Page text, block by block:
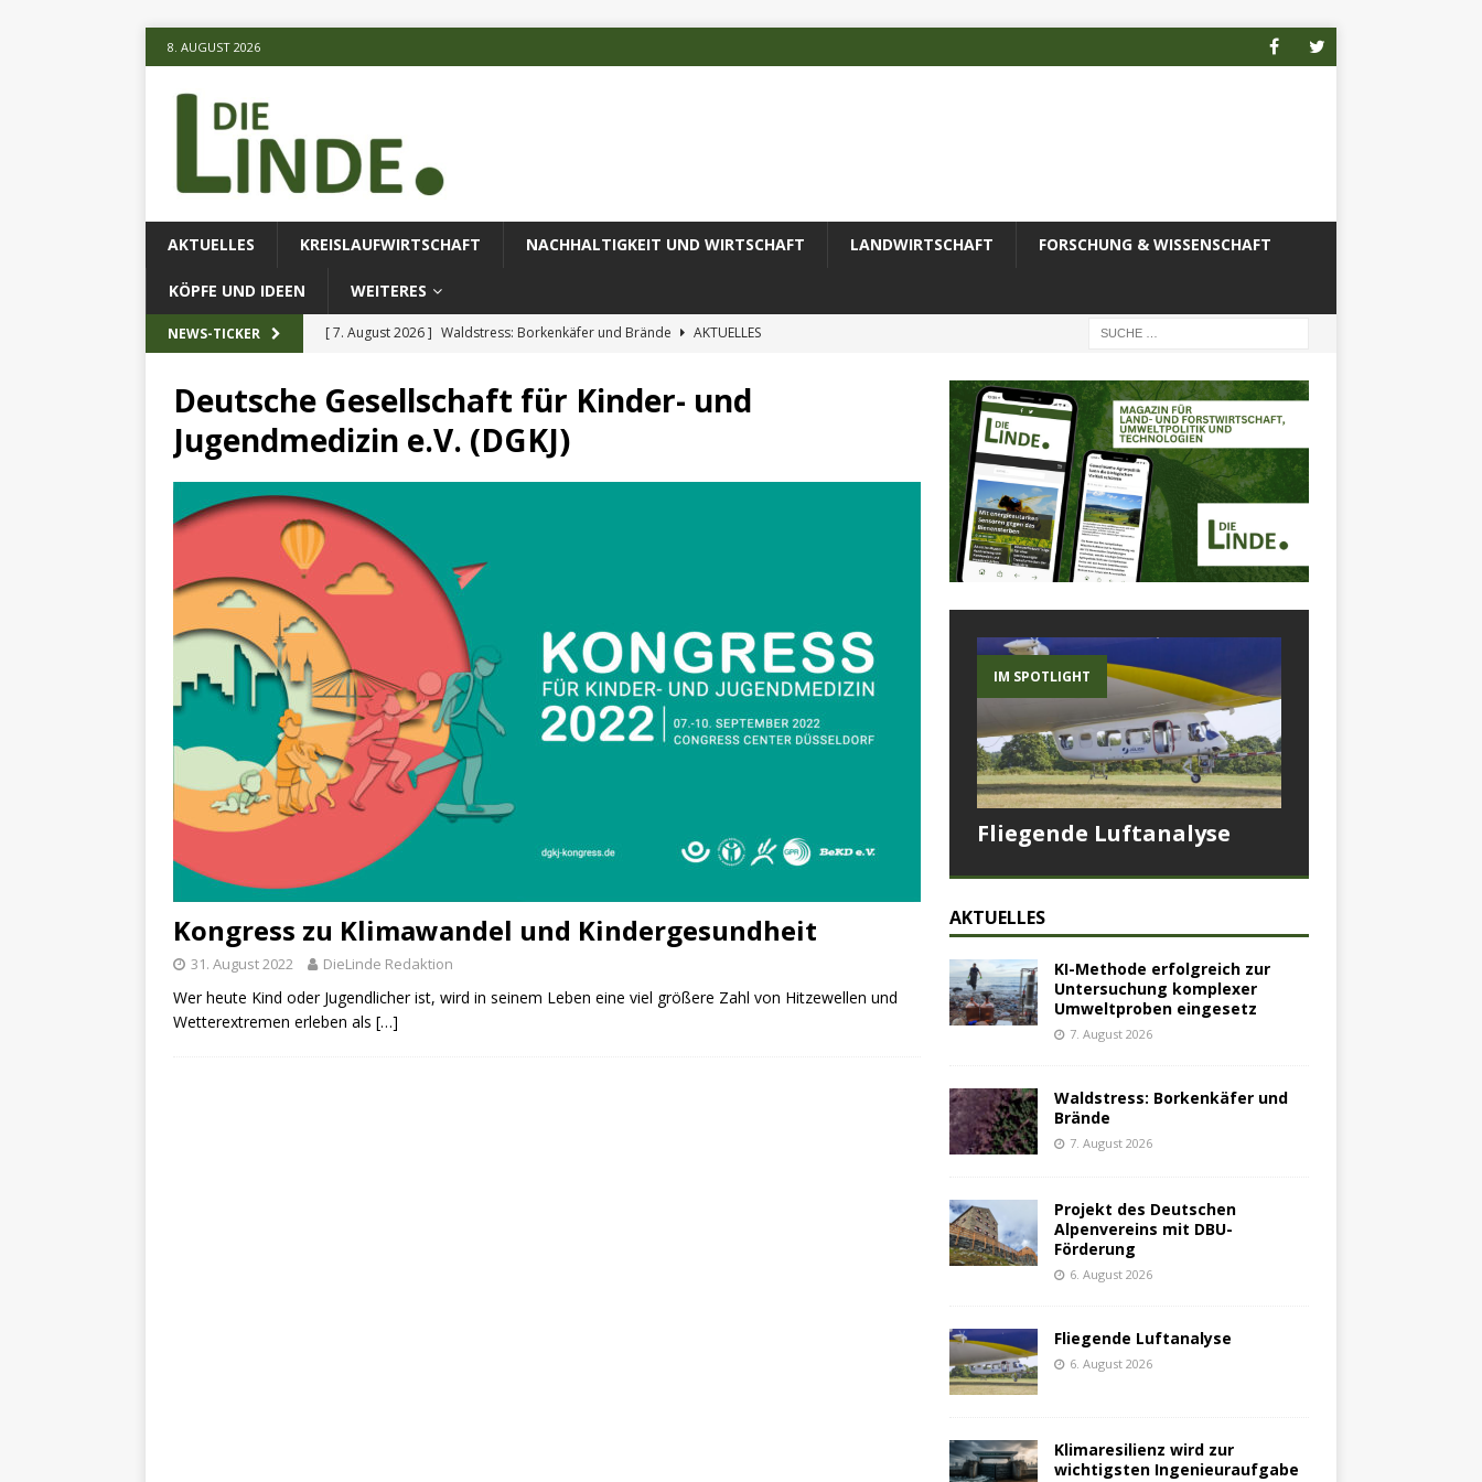
8. AUGUST 2026
AKTUELLES KREISLAUFWIRTSCHAFT NACHHALTIGKEIT UND WIRTSCHAFT LANDWIRTSCHAFT FORSCHUNG & WISSENSCHAFT
KÖPFE UND IDEEN WEITERES
NEWS-TICKER [ 7. August 2026 ] Waldstress: Borkenkäfer und Brände
AKTUELLES
[ 7. August 2026 ] KI-Methode erfolgreich zur Untersuchung komplexer Umweltproben
eingesetz
AKTUELLES
Deutsche Gesellschaft für Kinder- und
Jugendmedizin e.V. (DGKJ)
Kongress zu Klimawandel und Kindergesundheit
31. August 2022 DieLinde Redaktion
Wer heute Kind oder Jugendlicher ist, wird in seinem Leben eine viel größere Zahl von Hitzewellen und
Wetterextremen erleben als […]
IM SPOTLIGHT
Fliegende Luftanalyse
AKTUELLES
KI-Methode erfolgreich zur
Untersuchung komplexer
Umweltproben eingesetz
7. August 2026
Waldstress: Borkenkäfer und
Brände
7. August 2026
Projekt des Deutschen
Alpenvereins mit DBU-
Förderung
6. August 2026
Fliegende Luftanalyse
6. August 2026
Klimaresilienz wird zur
wichtigsten Ingenieuraufgabe